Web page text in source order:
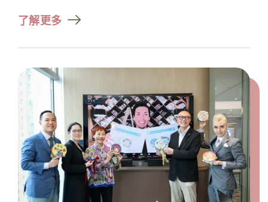
了解更多